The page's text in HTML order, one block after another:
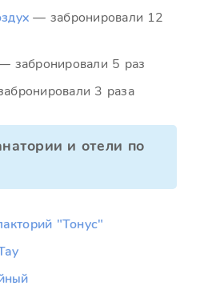
— забронировали 12
забронировали 5 раз
3 раза
и отели по
"Тонус"